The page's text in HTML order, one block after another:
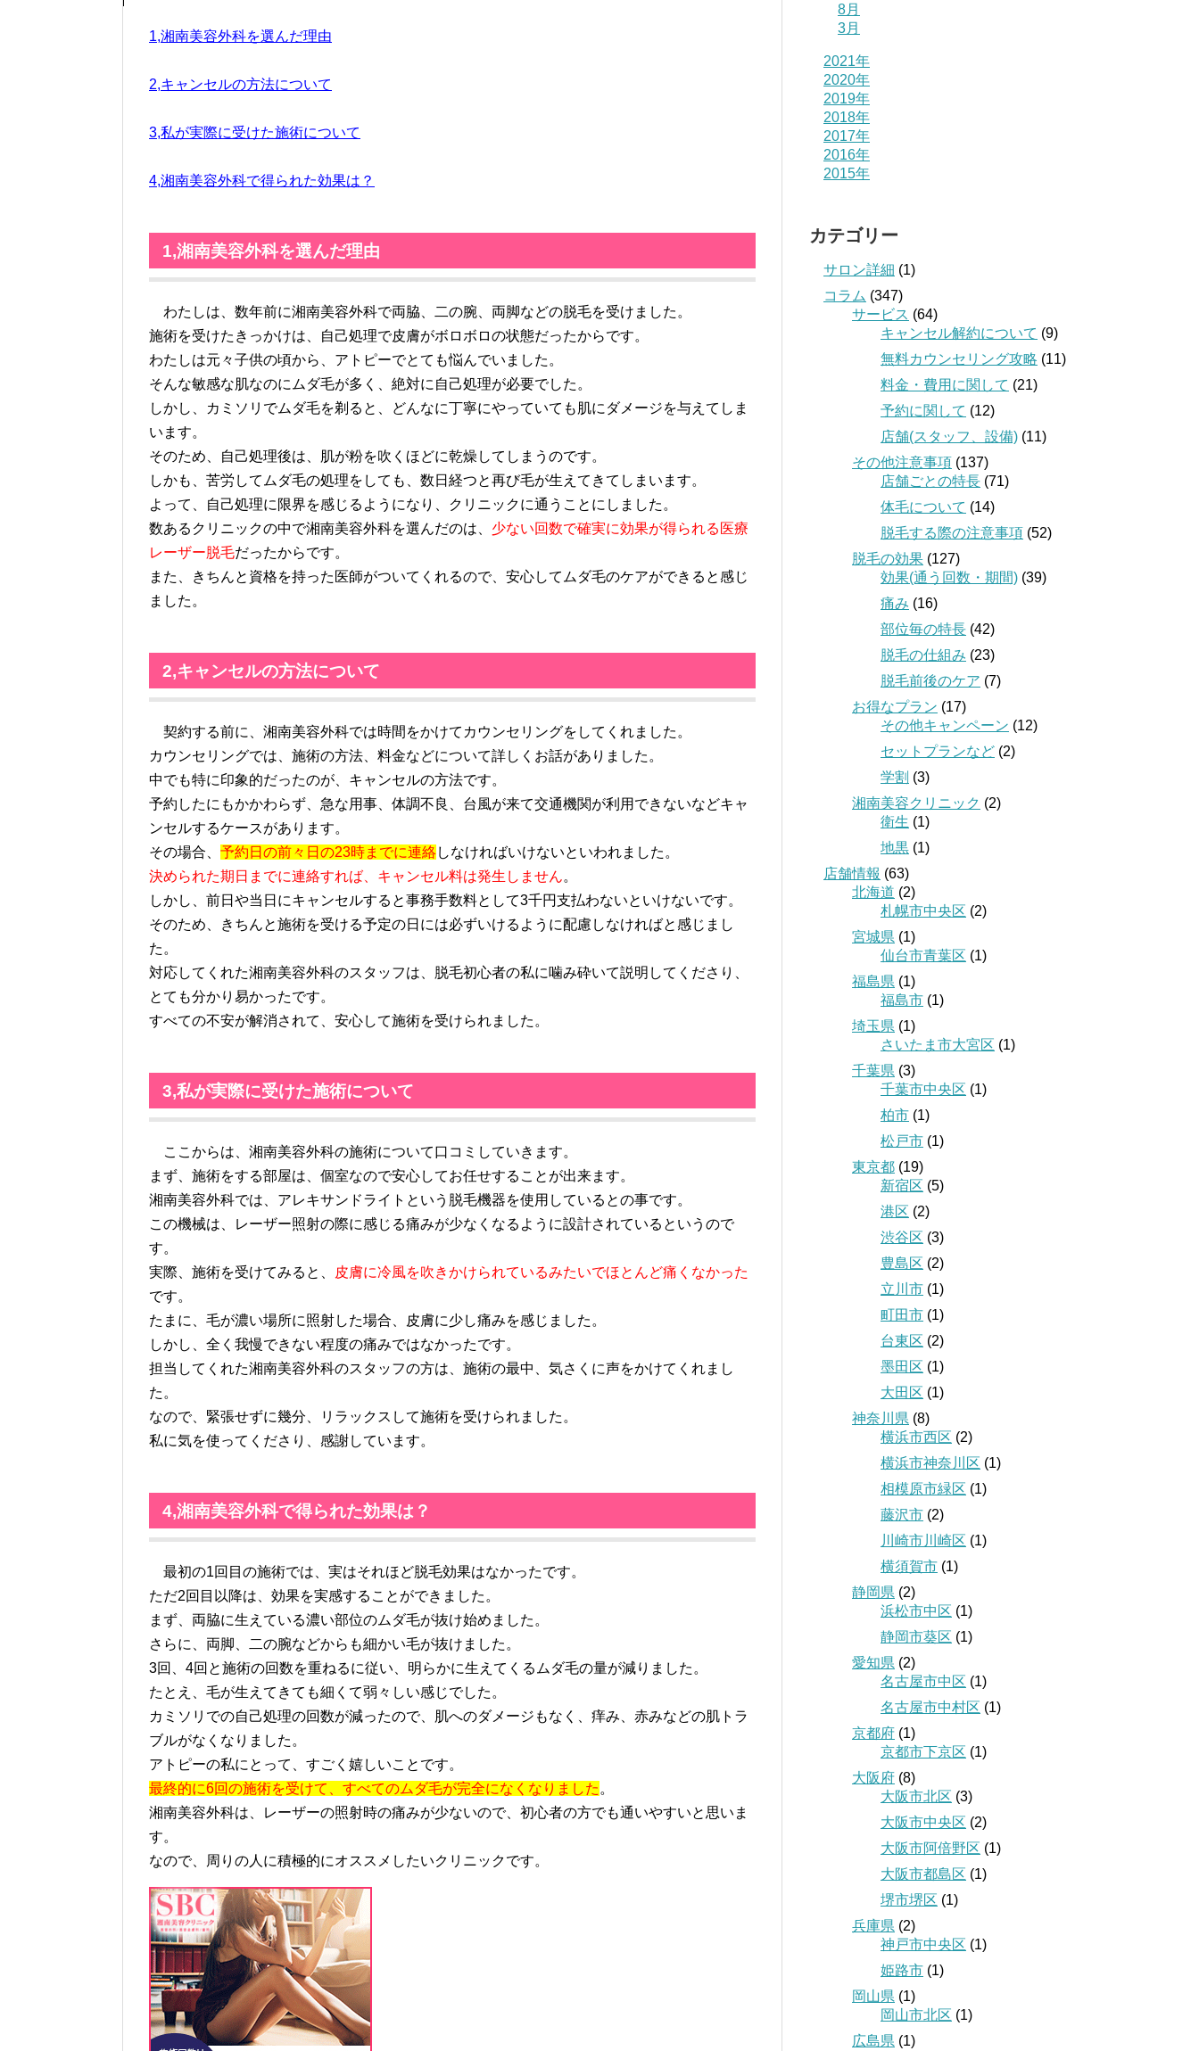
1,湘南美容外科を選んだ理由
2,キャンセルの方法について
3,私が実際に受けた施術について
4,湘南美容外科で得られた効果は？
1,湘南美容外科を選んだ理由
わたしは、数年前に湘南美容外科で両脇、二の腕、両脚などの脱毛を受けました。
施術を受けたきっかけは、自己処理で皮膚がボロボロの状態だったからです。
わたしは元々子供の頃から、アトピーでとても悩んでいました。
そんな敏感な肌なのにムダ毛が多く、絶対に自己処理が必要でした。
しかし、カミソリでムダ毛を剃ると、どんなに丁寧にやっていても肌にダメージを与えてしま
います。
そのため、自己処理後は、肌が粉を吹くほどに乾燥してしまうのです。
しかも、苦労してムダ毛の処理をしても、数日経つと再び毛が生えてきてしまいます。
よって、自己処理に限界を感じるようになり、クリニックに通うことにしました。
数あるクリニックの中で湘南美容外科を選んだのは、 少ない回数で確実に効果が得られる医療
レーザー脱毛だったからです。
また、きちんと資格を持った医師がついてくれるので、安心してムダ毛のケアができると感じ
ました。
2,キャンセルの方法について
契約する前に、湘南美容外科では時間をかけてカウンセリングをしてくれました。
カウンセリングでは、施術の方法、料金などについて詳しくお話がありました。
中でも特に印象的だったのが、キャンセルの方法です。
予約したにもかかわらず、急な用事、体調不良、台風が来て交通機関が利用できないなどキャ
ンセルするケースがあります。
その場合、 予約日の前々日の23時までに連絡しなければいけないといわれました。
決められた期日までに連絡すれば、キャンセル料は発生しません。
しかし、前日や当日にキャンセルすると事務手数料として3千円支払わないといけないです。
そのため、きちんと施術を受ける予定の日には必ずいけるように配慮しなければと感じまし
た。
対応してくれた湘南美容外科のスタッフは、脱毛初心者の私に噛み砕いて説明してくださり、
とても分かり易かったです。
すべての不安が解消されて、安心して施術を受けられました。
3,私が実際に受けた施術について
ここからは、湘南美容外科の施術について口コミしていきます。
まず、施術をする部屋は、個室なので安心してお任せすることが出来ます。
湘南美容外科では、アレキサンドライトという脱毛機器を使用しているとの事です。
この機械は、レーザー照射の際に感じる痛みが少なくなるように設計されているというので
す。
実際、施術を受けてみると、
皮膚に冷風を吹きかけられているみたいでほとんど痛くなかった
です。
たまに、毛が濃い場所に照射した場合、皮膚に少し痛みを感じました。
しかし、全く我慢できない程度の痛みではなかったです。
担当してくれた湘南美容外科のスタッフの方は、施術の最中、気さくに声をかけてくれまし
た。
なので、緊張せずに幾分、リラックスして施術を受けられました。
私に気を使ってくださり、感謝しています。
4,湘南美容外科で得られた効果は？
最初の1回目の施術では、実はそれほど脱毛効果はなかったです。
ただ2回目以降は、効果を実感することができました。
まず、両脇に生えている濃い部位のムダ毛が抜け始めました。
さらに、両脚、二の腕などからも細かい毛が抜けました。
3回、4回と施術の回数を重ねるに従い、明らかに生えてくるムダ毛の量が減りました。
たとえ、毛が生えてきても細くて弱々しい感じでした。
カミソリでの自己処理の回数が減ったので、肌へのダメージもなく、痒み、赤みなどの肌トラ
ブルがなくなりました。
アトピーの私にとって、すごく嬉しいことです。
最終的に6回の施術を受けて、すべてのムダ毛が完全になくなりました 。
湘南美容外科は、レーザーの照射時の痛みが少ないので、初心者の方でも通いやすいと思いま
す。
なので、周りの人に積極的にオススメしたいクリニックです。
8月
3月
2021年
2020年
2019年
2018年
2017年
2016年
2015年
カテゴリー
サロン詳細 (1)
コラム (347)
サービス (64)
キャンセル解約について (9)
無料カウンセリング攻略 (11)
料金・費用に関して (21)
予約に関して (12)
店舗(スタッフ、設備) (11)
その他注意事項 (137)
店舗ごとの特長 (71)
体毛について (14)
脱毛する際の注意事項 (52)
脱毛の効果 (127)
効果(通う回数・期間) (39)
痛み (16)
部位毎の特長 (42)
脱毛の仕組み (23)
脱毛前後のケア (7)
お得なプラン (17)
その他キャンペーン (12)
セットプランなど (2)
学割 (3)
湘南美容クリニック (2)
衛生 (1)
地黒 (1)
店舗情報 (63)
北海道 (2)
札幌市中央区 (2)
宮城県 (1)
仙台市青葉区 (1)
福島県 (1)
福島市 (1)
埼玉県 (1)
さいたま市大宮区 (1)
千葉県 (3)
千葉市中央区 (1)
柏市 (1)
松戸市 (1)
東京都 (19)
新宿区 (5)
港区 (2)
渋谷区 (3)
豊島区 (2)
立川市 (1)
町田市 (1)
台東区 (2)
墨田区 (1)
大田区 (1)
神奈川県 (8)
横浜市西区 (2)
横浜市神奈川区 (1)
相模原市緑区 (1)
藤沢市 (2)
川崎市川崎区 (1)
横須賀市 (1)
静岡県 (2)
浜松市中区 (1)
静岡市葵区 (1)
愛知県 (2)
名古屋市中区 (1)
名古屋市中村区 (1)
京都府 (1)
京都市下京区 (1)
大阪府 (8)
大阪市北区 (3)
大阪市中央区 (2)
大阪市阿倍野区 (1)
大阪市都島区 (1)
堺市堺区 (1)
兵庫県 (2)
神戸市中央区 (1)
姫路市 (1)
岡山県 (1)
岡山市北区 (1)
広島県 (1)